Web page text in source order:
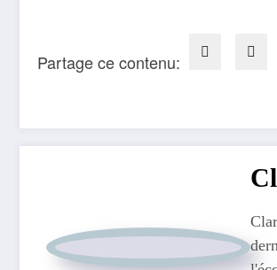
Partage ce contenu: